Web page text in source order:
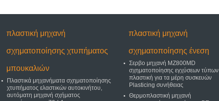
πλαστική μηχανή
σχηματοποίησης χτυπήματος
μπουκαλιών
Πλαστικά μηχανήματα σχηματοποίησης
χτυπήματος ελαστικών αυτοκινήτου,
αυτόματη μηχανή σχήματος
πλαστική μηχανή
σχηματοποίησης ένεση
Σερβο μηχανή MZ800MD
σχηματοποίησης εγχύσεων τύπων
πλαστική για τα μέρη συσκευών
Plasticing συνήθειας
Θερμοπλαστική μηχανή